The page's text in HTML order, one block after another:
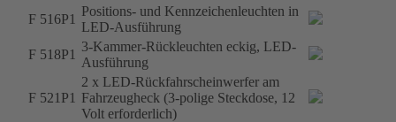
F 516P1
Positions- und Kennzeichenleuchten in
LED-Ausführung
F 518P1
3-Kammer-Rückleuchten eckig, LED-
Ausführung
F 521P1
2 x LED-Rückfahrscheinwerfer am
Fahrzeugheck (3-polige Steckdose, 12
Volt erforderlich)